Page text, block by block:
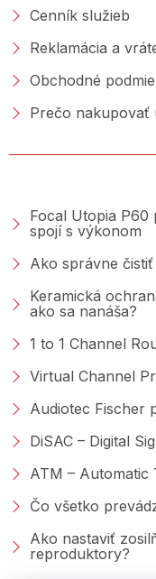
Cenník služieb
Reklamácia a
Obchodné
Prečo nakupovať
Focal Utopia P60
spojí s výkonom
Ako správne
Keramická
ako sa nanáša?
1 to 1 Channel
Virtual Channel
Audiotec Fischer
DiSAC – Digital
ATM – Automatic
Čo všetko
Ako nastaviť
reproduktory?